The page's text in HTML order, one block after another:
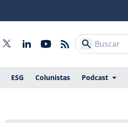
ESG Colunistas Podcast